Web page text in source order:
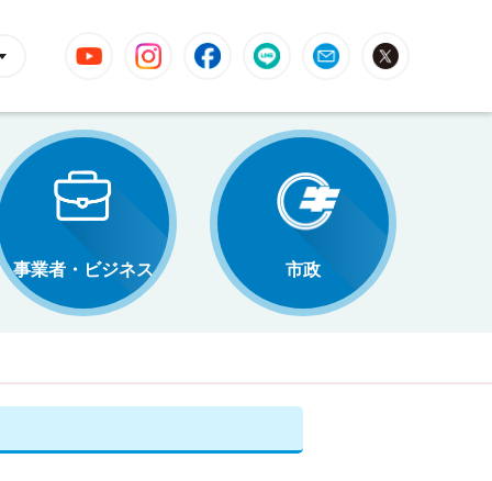
YouTube InstagramFacebookLINE Mail
事業者・ビジネス 市政